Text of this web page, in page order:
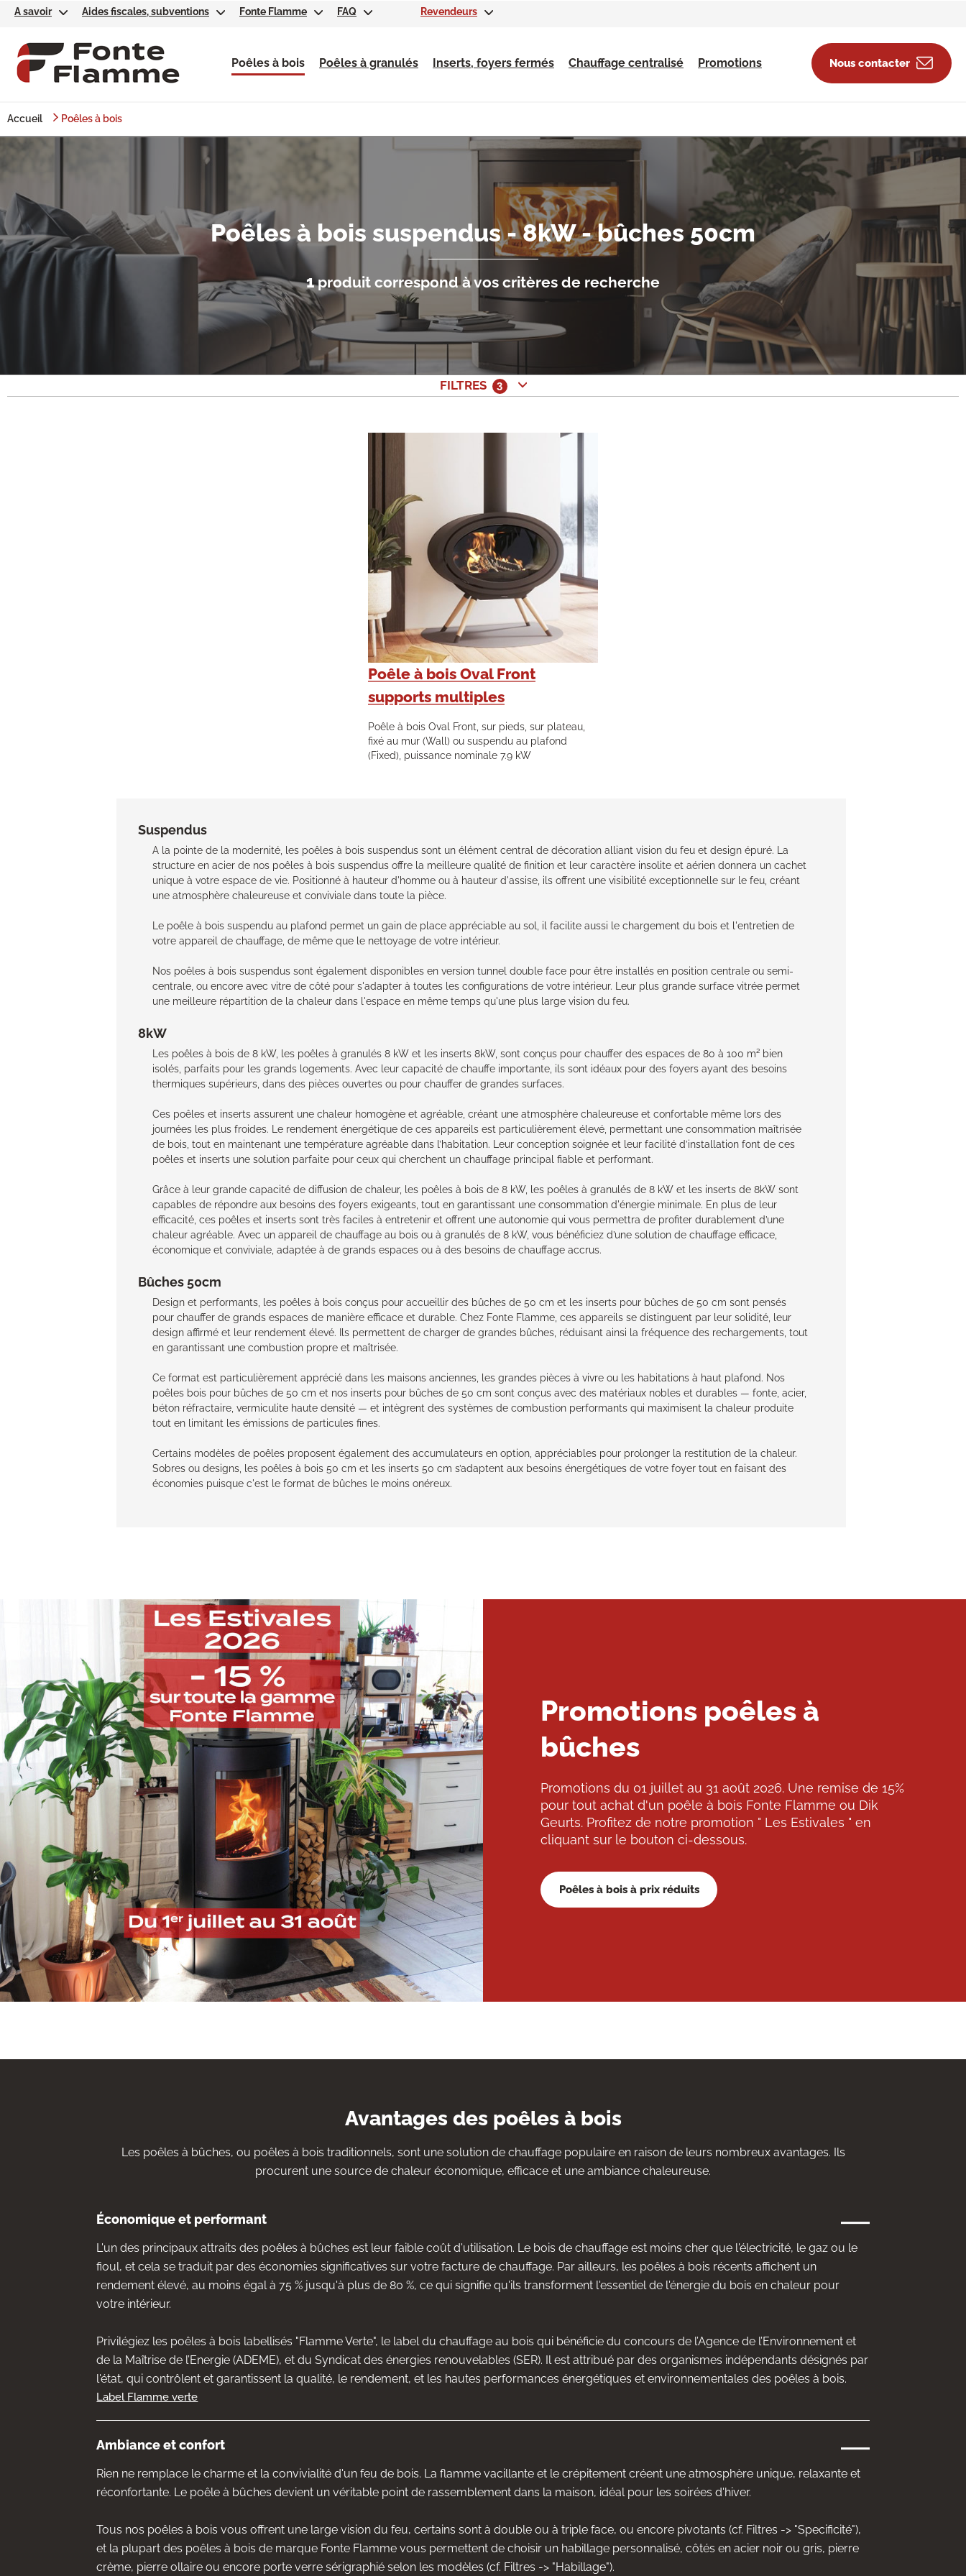
Poêles à bois Poêles à granulés Inserts, foyers fermés Chauffage centralisé Promotions Nous contacter
A savoir Aides fiscales, subventions Fonte Flamme FAQ Revendeurs
Accueil Poêles à bois
Poêles à bois suspendus - 8kW - bûches 50cm
1produit correspond à vos critères de recherche
FILTRES 3
Poêle à bois Oval Front
supports multiples
Poêle à bois Oval Front, sur pieds, sur plateau,
fixé au mur (Wall) ou suspendu au plafond
(Fixed), puissance nominale 7.9 kW
Suspendus
A la pointe de la modernité, les poêles à bois suspendus sont un élément central de décoration alliant vision du feu et design épuré. La
structure en acier de nos poêles à bois suspendus offre la meilleure qualité de finition et leur caractère insolite et aérien donnera un cachet
unique à votre espace de vie. Positionné à hauteur d'homme ou à hauteur d'assise, ils offrent une visibilité exceptionnelle sur le feu, créant
une atmosphère chaleureuse et conviviale dans toute la pièce.
Le poêle à bois suspendu au plafond permet un gain de place appréciable au sol, il facilite aussi le chargement du bois et l'entretien de
votre appareil de chauffage, de même que le nettoyage de votre intérieur.
Nos poêles à bois suspendus sont également disponibles en version tunnel double face pour être installés en position centrale ou semi-
centrale, ou encore avec vitre de côté pour s'adapter à toutes les configurations de votre intérieur. Leur plus grande surface vitrée permet
une meilleure répartition de la chaleur dans l'espace en même temps qu'une plus large vision du feu.
8kW
Les poêles à bois de 8 kW, les poêles à granulés 8 kW et les inserts 8kW, sont conçus pour chauffer des espaces de 80 à 100 m² bien
isolés, parfaits pour les grands logements. Avec leur capacité de chauffe importante, ils sont idéaux pour des foyers ayant des besoins
thermiques supérieurs, dans des pièces ouvertes ou pour chauffer de grandes surfaces.
Ces poêles et inserts assurent une chaleur homogène et agréable, créant une atmosphère chaleureuse et confortable même lors des
journées les plus froides. Le rendement énergétique de ces appareils est particulièrement élevé, permettant une consommation maîtrisée
de bois, tout en maintenant une température agréable dans l’habitation. Leur conception soignée et leur facilité d’installation font de ces
poêles et inserts une solution parfaite pour ceux qui cherchent un chauffage principal fiable et performant.
Grâce à leur grande capacité de diffusion de chaleur, les poêles à bois de 8 kW, les poêles à granulés de 8 kW et les inserts de 8kW sont
capables de répondre aux besoins des foyers exigeants, tout en garantissant une consommation d'énergie minimale. En plus de leur
efficacité, ces poêles et inserts sont très faciles à entretenir et offrent une autonomie qui vous permettra de profiter durablement d’une
chaleur agréable. Avec un appareil de chauffage au bois ou à granulés de 8 kW, vous bénéficiez d’une solution de chauffage efficace,
économique et conviviale, adaptée à de grands espaces ou à des besoins de chauffage accrus.
Bûches 50cm
Design et performants, les poêles à bois conçus pour accueillir des bûches de 50 cm et les inserts pour bûches de 50 cm sont pensés
pour chauffer de grands espaces de manière efficace et durable. Chez Fonte Flamme, ces appareils se distinguent par leur solidité, leur
design affirmé et leur rendement élevé. Ils permettent de charger de grandes bûches, réduisant ainsi la fréquence des rechargements, tout
en garantissant une combustion propre et maîtrisée.
Ce format est particulièrement apprécié dans les maisons anciennes, les grandes pièces à vivre ou les habitations à haut plafond. Nos
poêles bois pour bûches de 50 cm et nos inserts pour bûches de 50 cm sont conçus avec des matériaux nobles et durables — fonte, acier,
béton réfractaire, vermiculite haute densité — et intègrent des systèmes de combustion performants qui maximisent la chaleur produite
tout en limitant les émissions de particules fines.
Certains modèles de poêles proposent également des accumulateurs en option, appréciables pour prolonger la restitution de la chaleur.
Sobres ou designs, les poêles à bois 50 cm et les inserts 50 cm s’adaptent aux besoins énergétiques de votre foyer tout en faisant des
économies puisque c'est le format de bûches le moins onéreux.
Promotions poêles à
bûches
Promotions du 01 juillet au 31 août 2026. Une remise de 15%
pour tout achat d'un poêle à bois Fonte Flamme ou Dik
Geurts. Profitez de notre promotion " Les Estivales " en
cliquant sur le bouton ci-dessous.
Poêles à bois à prix réduits
Avantages des poêles à bois
Les poêles à bûches, ou poêles à bois traditionnels, sont une solution de chauffage populaire en raison de leurs nombreux avantages. Ils
procurent une source de chaleur économique, efficace et une ambiance chaleureuse.
Économique et performant
L'un des principaux attraits des poêles à bûches est leur faible coût d'utilisation. Le bois de chauffage est moins cher que l'électricité, le gaz ou le
fioul, et cela se traduit par des économies significatives sur votre facture de chauffage. Par ailleurs, les poêles à bois récents affichent un
rendement élevé, au moins égal à 75 % jusqu'à plus de 80 %, ce qui signifie qu'ils transforment l'essentiel de l'énergie du bois en chaleur pour
votre intérieur.
Privilégiez les poêles à bois labellisés "Flamme Verte", le label du chauffage au bois qui bénéficie du concours de l’Agence de l’Environnement et
de la Maîtrise de l’Energie (ADEME), et du Syndicat des énergies renouvelables (SER). Il est attribué par des organismes indépendants désignés par
l'état, qui contrôlent et garantissent la qualité, le rendement, et les hautes performances énergétiques et environnementales des poêles à bois.
Label Flamme verte
Ambiance et confort
Rien ne remplace le charme et la convivialité d'un feu de bois. La flamme vacillante et le crépitement créent une atmosphère unique, relaxante et
réconfortante. Le poêle à bûches devient un véritable point de rassemblement dans la maison, idéal pour les soirées d'hiver.
Tous nos poêles à bois vous offrent une large vision du feu, certains sont à double ou à triple face, ou encore pivotants (cf. Filtres -> "Specificité"),
et la plupart des poêles à bois de marque Fonte Flamme vous permettent de choisir un habillage personnalisé, côtés en acier noir ou gris, pierre
crème, pierre ollaire ou encore porte verre sérigraphié selon les modèles (cf. Filtres -> "Habillage").